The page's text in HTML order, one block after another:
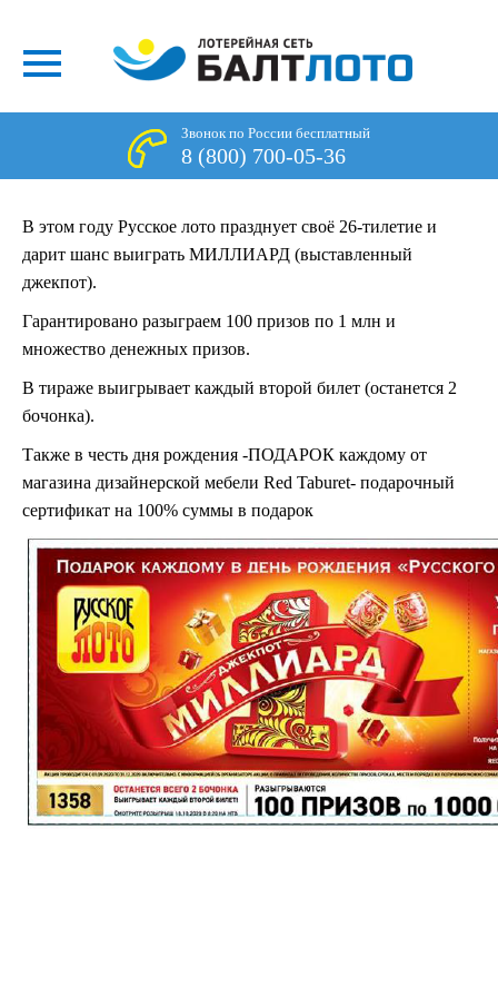
Звонок по России бесплатный
8 (800) 700-05-36
В этом году Русское лото празднует своё 26-тилетие и
дарит шанс выиграть МИЛЛИАРД (выставленный
джекпот).
Гарантировано разыграем 100 призов по 1 млн и
множество денежных призов.
В тираже выигрывает каждый второй билет (останется 2
бочонка).
Также в честь дня рождения -ПОДАРОК каждому от
магазина дизайнерской мебели Red Taburet- подарочный
сертификат на 100% суммы в подарок